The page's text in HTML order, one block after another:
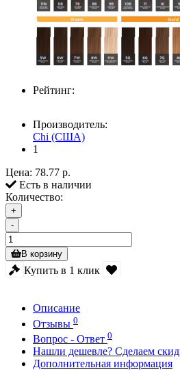
Рейтинг:
Производитель:
Chi (США)
1
Цена: 78.77 р.
Есть в наличии
Количество:
+
-
В корзину
Купить в 1 клик
Описание
Отзывы 0
Вопрос - Ответ 0
Нашли дешевле? Сделаем
Дополнительная информация